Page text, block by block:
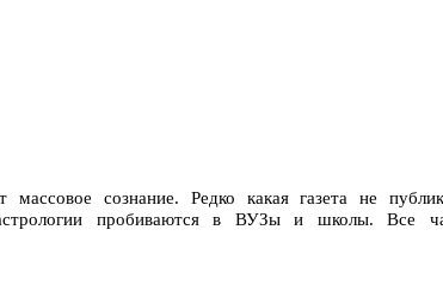
массовое сознание. Редко какая газета не
астрологии пробиваются в ВУЗы и школы. Все